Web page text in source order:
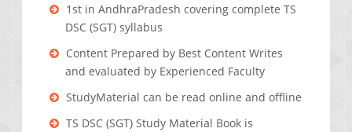
1st in AndhraPradesh covering complete TS
DSC (SGT) syllabus
Content Prepared by Best Content Writes
and evaluated by Experienced Faculty
StudyMaterial can be read online and offline
TS DSC (SGT) Study Material Book is